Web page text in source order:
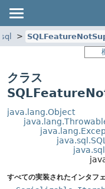
クラス
java.lang.Object
すべての実装されたインタフ